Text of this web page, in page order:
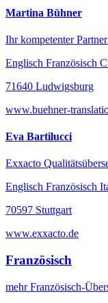
Martina Bühner
Ihr kompetenter
Englisch Französisch
71640 Ludwigsburg
www.buehner-
Eva Bartilucci
Exxacto
Englisch Französisch
70597 Stuttgart
www.exxacto.de
Französisch
mehrFranzösisch-